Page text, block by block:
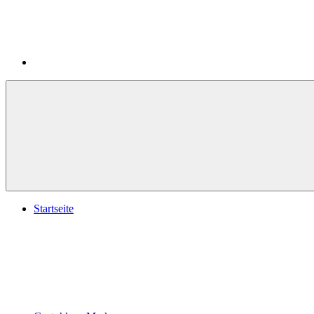
Startseite